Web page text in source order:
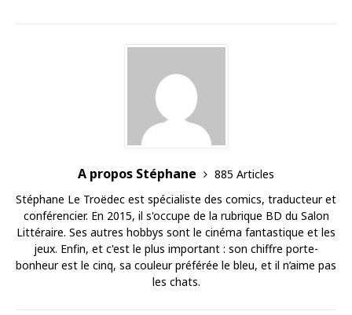
A propos Stéphane
885 Articles
Stéphane Le Troëdec est spécialiste des comics, traducteur et
conférencier. En 2015, il s'occupe de la rubrique BD du Salon
Littéraire. Ses autres hobbys sont le cinéma fantastique et les
jeux. Enfin, et c'est le plus important : son chiffre porte-
bonheur est le cinq, sa couleur préférée le bleu, et il n’aime pas
les chats.